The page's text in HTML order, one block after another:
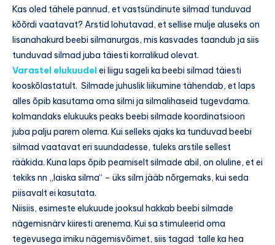
Kas oled tähele pannud, et vastsündinute silmad tunduvad
kõõrdi vaatavat? Arstid lohutavad, et sellise mulje aluseks on
lisanahakurd beebi silmanurgas, mis kasvades taandub ja siis
tunduvad silmad juba täiesti korralikud olevat.
Varastel elukuudelei liigu sageli ka beebi silmad täiesti
kooskõlastatult. Silmade juhuslik liikumine tähendab, et laps
alles õpib kasutama oma silmi ja silmalihaseid tugevdama.
kolmandaks elukuuks peaks beebi silmade koordinatsioon
juba palju parem olema. Kui selleks ajaks ka tunduvad beebi
silmad vaatavat eri suundadesse, tuleks arstile sellest
rääkida. Kuna laps õpib peamiselt silmade abil, on oluline, et ei
tekiks nn „laiska silma“ – üks silm jääb nõrgemaks, kui seda
piisavalt ei kasutata.
Niisiis, esimeste elukuude jooksul hakkab beebi silmade
nägemisnärv kiiresti arenema. Kui sa stimuleerid oma
tegevusega imiku nägemisvõimet, siis tagad talle ka hea